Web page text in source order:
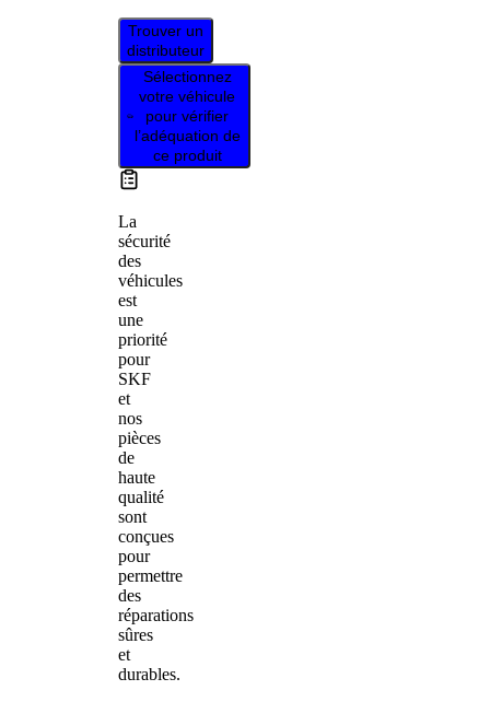
Trouver un
distributeur
Sélectionnez
votre véhicule
pour vérifier
l’adéquation de
ce produit
La
sécurité
des
véhicules
est
une
priorité
pour
SKF
et
nos
pièces
de
haute
qualité
sont
conçues
pour
permettre
des
réparations
sûres
et
durables.